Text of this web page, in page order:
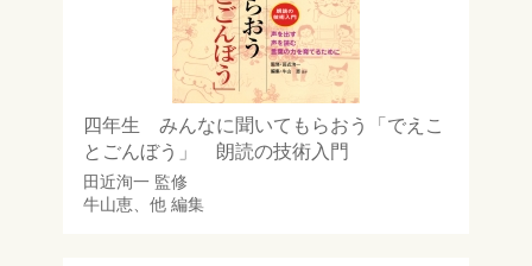
四年生 みんなに聞いてもらおう「でえこ
とごんぼう」 朗読の技術入門
田近洵一監修
牛山恵、他 編集